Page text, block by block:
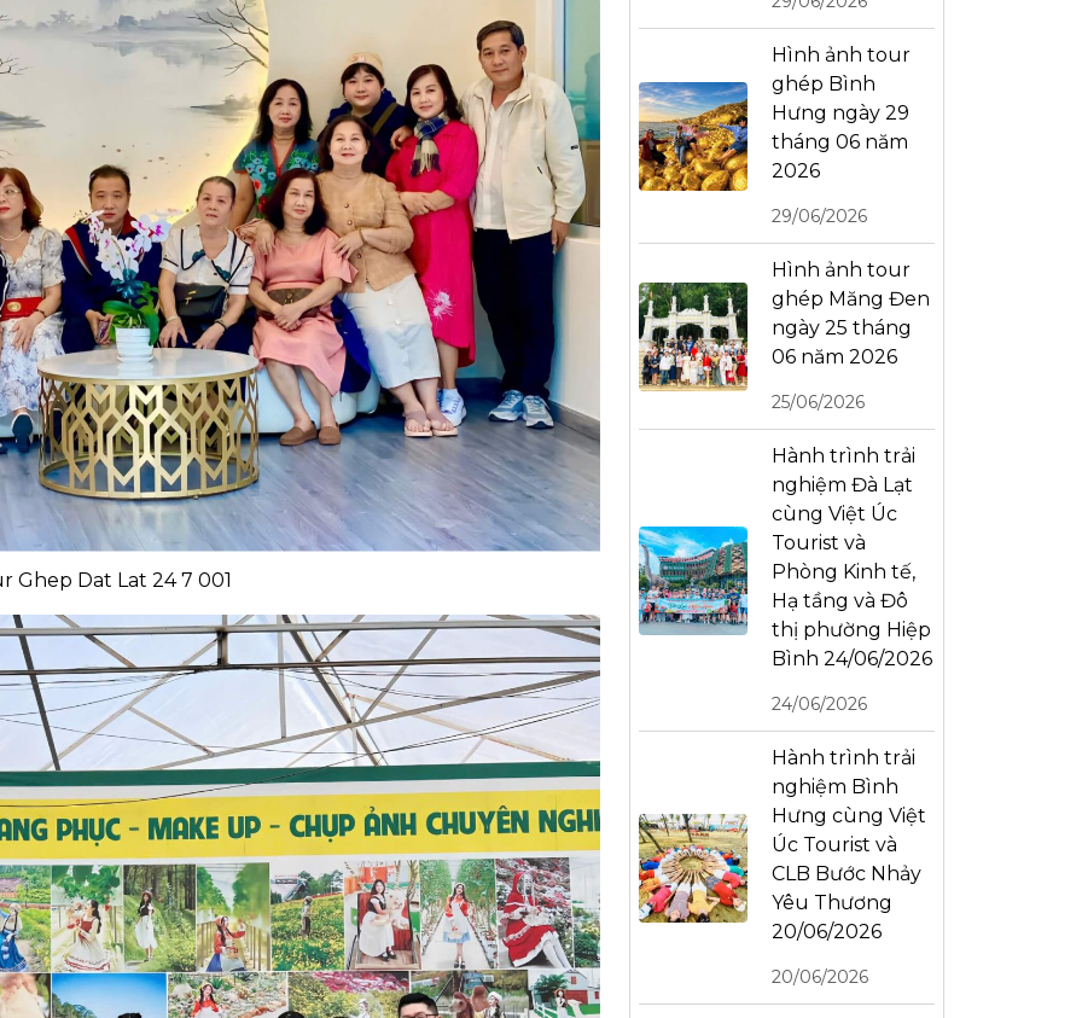
Ghep Dat Lat 24 7 001
Hình ảnh tour
ghép Bình
Hưng ngày 29
tháng 06 năm
2026
29/06/2026
Hình ảnh tour
ghép Măng Đen
ngày 25 tháng
06 năm 2026
25/06/2026
Hành trình trải
nghiệm Đà Lạt
cùng Việt Úc
Tourist và
Phòng Kinh tế,
Hạ tầng và Đô
thị phường Hiệp
Bình 24/06/2026
24/06/2026
Hành trình trải
nghiệm Bình
Hưng cùng Việt
Úc Tourist và
CLB Bước Nhảy
Yêu Thương
20/06/2026
20/06/2026